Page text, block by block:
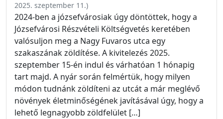
2025. szeptember 11.)
2024-ben a józsefvárosiak úgy döntöttek, hogy a
Józsefvárosi Részvételi Költségvetés keretében
valósuljon meg a Nagy Fuvaros utca egy
szakaszának zöldítése. A kivitelezés 2025.
szeptember 15-én indul és várhatóan 1 hónapig
tart majd. A nyár során felmértük, hogy milyen
módon tudnánk zöldíteni az utcát a már meglévő
növények életminőségének javításával úgy, hogy a
lehető legnagyobb zöldfelület […]